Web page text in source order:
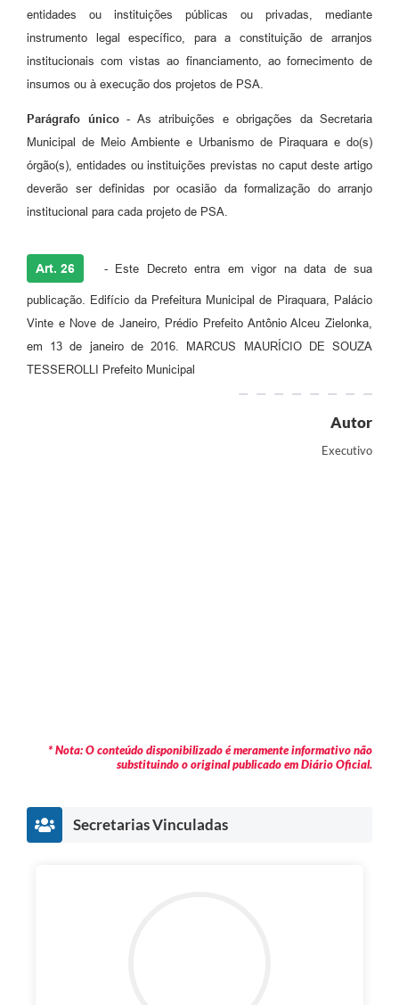
entidades ou instituições públicas ou privadas, mediante
instrumento legal específico, para a constituição de arranjos
institucionais com vistas ao financiamento, ao fornecimento de
insumos ou à execução dos projetos de PSA.
Parágrafo único- As atribuições e obrigações da Secretaria
Municipal de Meio Ambiente e Urbanismo de Piraquara e do(s)
órgão(s), entidades ou instituições previstas no caput deste artigo
deverão ser definidas por ocasião da formalização do arranjo
institucional para cada projeto de PSA.
Art. 26 - Este Decreto entra em vigor na data de sua
publicação. Edifício da Prefeitura Municipal de Piraquara, Palácio
Vinte e Nove de Janeiro, Prédio Prefeito Antônio Alceu Zielonka,
em 13 de janeiro de 2016. MARCUS MAURÍCIO DE SOUZA
TESSEROLLI Prefeito Municipal
Autor
Executivo
* Nota: O conteúdo disponibilizado é meramente informativo não
substituindo o original publicado em Diário Oficial.
Secretarias Vinculadas